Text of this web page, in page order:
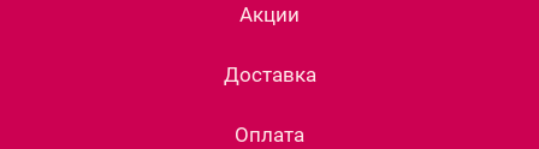
Акции
Доставка
Оплата